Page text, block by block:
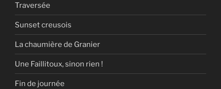
Traversée
Sunset creusois
La chaumière de Granier
Une Faillitoux, sinon rien !
Fin de journée